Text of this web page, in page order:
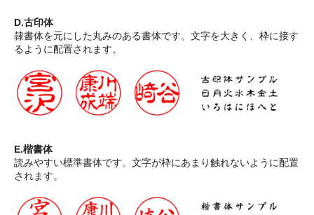
D.古印体
隷書体を元にした丸みのある書体です。文字を大きく、枠に接す
るように配置されます。
E.楷書体
読みやすい標準書体です。文字が枠にあまり触れないように配置
されます。